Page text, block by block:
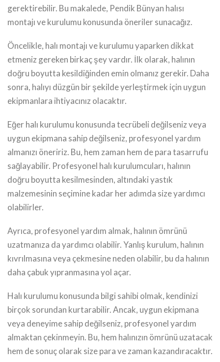
gerektirebilir. Bu makalede, Pendik Bünyan halısı
montajı ve kurulumu konusunda öneriler sunacağız.
Öncelikle, halı montajı ve kurulumu yaparken dikkat
etmeniz gereken birkaç şey vardır. İlk olarak, halının
doğru boyutta kesildiğinden emin olmanız gerekir. Daha
sonra, halıyı düzgün bir şekilde yerleştirmek için uygun
ekipmanlara ihtiyacınız olacaktır.
Eğer halı kurulumu konusunda tecrübeli değilseniz veya
uygun ekipmana sahip değilseniz, profesyonel yardım
almanızı öneririz. Bu, hem zaman hem de para tasarrufu
sağlayabilir. Profesyonel halı kurulumcuları, halının
doğru boyutta kesilmesinden, altındaki yastık
malzemesinin seçimine kadar her adımda size yardımcı
olabilirler.
Ayrıca, profesyonel yardım almak, halının ömrünü
uzatmanıza da yardımcı olabilir. Yanlış kurulum, halının
kıvrılmasına veya çekmesine neden olabilir, bu da halının
daha çabuk yıpranmasına yol açar.
Halı kurulumu konusunda bilgi sahibi olmak, kendinizi
birçok sorundan kurtarabilir. Ancak, uygun ekipmana
veya deneyime sahip değilseniz, profesyonel yardım
almaktan çekinmeyin. Bu, hem halınızın ömrünü uzatacak
hem de sonuç olarak size para ve zaman kazandıracaktır.